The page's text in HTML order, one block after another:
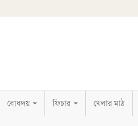
বোধদয় ফিচার খেলার মাঠ